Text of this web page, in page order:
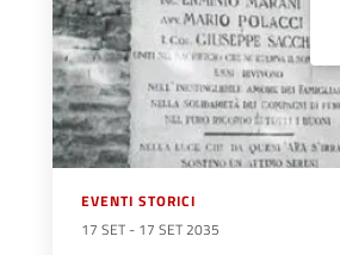
EVENTI STORICI
17 SET - 17 SET 2035